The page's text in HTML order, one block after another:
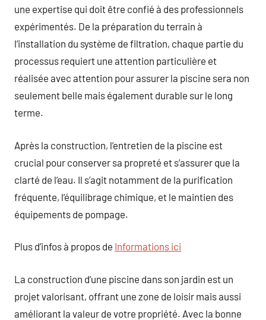
une expertise qui doit être confié à des professionnels
expérimentés. De la préparation du terrain à
l’installation du système de filtration, chaque partie du
processus requiert une attention particulière et
réalisée avec attention pour assurer la piscine sera non
seulement belle mais également durable sur le long
terme.
Après la construction, l’entretien de la piscine est
crucial pour conserver sa propreté et s’assurer que la
clarté de l’eau. Il s’agit notamment de la purification
fréquente, l’équilibrage chimique, et le maintien des
équipements de pompage.
Plus d’infos à propos de Informations ici
La construction d’une piscine dans son jardin est un
projet valorisant, offrant une zone de loisir mais aussi
améliorant la valeur de votre propriété. Avec la bonne